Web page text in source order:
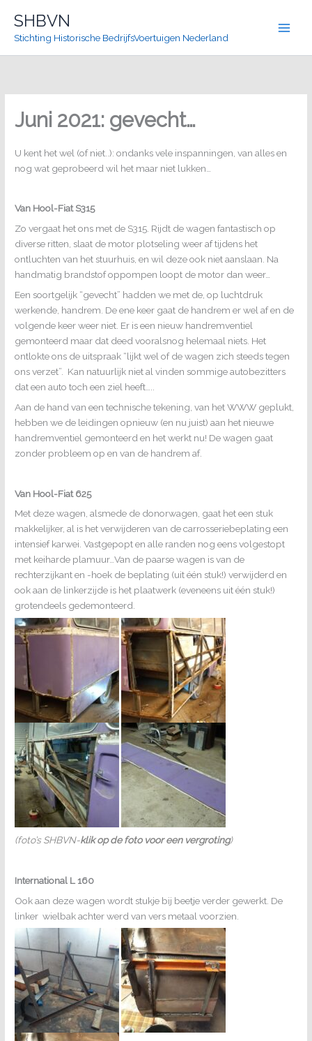
naar
inhoud
SHBVN
Stichting Historische BedrijfsVoertuigen Nederland
Juni 2021: gevecht…
U kent het wel (of niet..): ondanks vele inspanningen, van alles en
nog wat geprobeerd wil het maar niet lukken…
Van Hool-Fiat S315
Zo vergaat het ons met de S315. Rijdt de wagen fantastisch op
diverse ritten, slaat de motor plotseling weer af tijdens het
ontluchten van het stuurhuis, en wil deze ook niet aanslaan. Na
handmatig brandstof oppompen loopt de motor dan weer…
Een soortgelijk “gevecht” hadden we met de, op luchtdruk
werkende, handrem. De ene keer gaat de handrem er wel af en de
volgende keer weer niet. Er is een nieuw handremventiel
gemonteerd maar dat deed vooralsnog helemaal niets. Het
ontlokte ons de uitspraak “lijkt wel of de wagen zich steeds tegen
ons verzet”. Kan natuurlijk niet al vinden sommige autobezitters
dat een auto toch een ziel heeft…..
Aan de hand van een technische tekening, van het WWW geplukt,
hebben we de leidingen opnieuw (en nu juist) aan het nieuwe
handremventiel gemonteerd en het werkt nu! De wagen gaat
zonder probleem op en van de handrem af.
Van Hool-Fiat 625
Met deze wagen, alsmede de donorwagen, gaat het een stuk
makkelijker, al is het verwijderen van de carrosseriebeplating een
intensief karwei. Vastgepopt en alle randen nog eens volgestopt
met keiharde plamuur…Van de paarse wagen is van de
rechterzijkant en -hoek de beplating (uit één stuk!) verwijderd en
ook aan de linkerzijde is het plaatwerk (eveneens uit één stuk!)
grotendeels gedemonteerd.
(foto’s SHBVN-klik op de foto voor een vergroting)
International L 160
Ook aan deze wagen wordt stukje bij beetje verder gewerkt. De
linker wielbak achter werd van vers metaal voorzien.